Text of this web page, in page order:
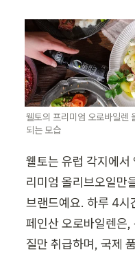
웰토의 프리미엄 오로바일렌
되는 모습
웰토는 유럽 각지에서
리미엄 올리브오일만
브랜드예요. 하루 4시
페인산 오로바일렌은
질만 취급하며, 국제